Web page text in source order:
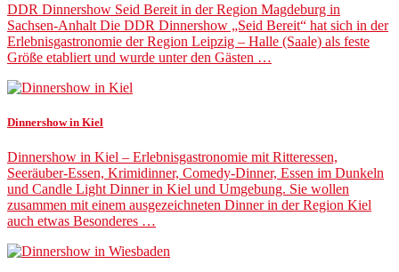
DDR Dinnershow Seid Bereit in der Region Magdeburg in
Sachsen-Anhalt Die DDR Dinnershow „Seid Bereit“ hat sich in der
Erlebnisgastronomie der Region Leipzig – Halle (Saale) als feste
Größe etabliert und wurde unter den Gästen …
Dinnershow in Kiel
Dinnershow in Kiel – Erlebnisgastronomie mit Ritteressen,
Seeräuber-Essen, Krimidinner, Comedy-Dinner, Essen im Dunkeln
und Candle Light Dinner in Kiel und Umgebung. Sie wollen
zusammen mit einem ausgezeichneten Dinner in der Region Kiel
auch etwas Besonderes …